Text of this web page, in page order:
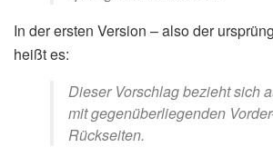
In der ersten Version – also der
heißt es:
Dieser Vorschlag bezieht sich
mit gegenüberliegenden
Rückseiten.